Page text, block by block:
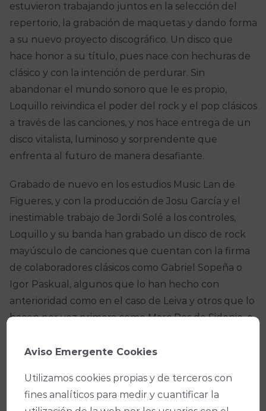
estuvieron trabajando juntos en la selección del
repertorio, la grabación de maquetas y dando forma
a su nuevo proyecto discográfico. Un disco que
hace honor a su título, pues nace con hechuras de
clásico y con la intención de perdurar. Sin
abandonar el mundo sonoro que le es propio,
Loquillo reivindica el poder del rock y el pop clásicos
a través de las canciones, y nos hace entrega de un
disco vitalista, luminoso y sorprendente que
enfrenta al futuro de manera desafiante.
Grabado de nuevo en los estudios Music Lan de
Figueres, y con la producción de Josu García y el
inestimable trabajo de Jordi Solé a los controles,
Loquillo y su banda han grabado un disco de rock
mayúsculo de canciones que cuentan con la firma
de colaboradores clásicos como Gabriel Sopeña o
Igor Paskual, algunos que lo han hecho con
anterioridad como en el caso de Leiva y otros que lo
hacen por vez primera como Marc Ros de Sidonie, o
Cuenca y Carlos Zanón lo hacen aportando textos.
causa, la entrega de “El último clásico”.
Aviso Emergente Cookies
Utilizamos cookies propias y de terceros con
fines analíticos para medir y cuantificar la